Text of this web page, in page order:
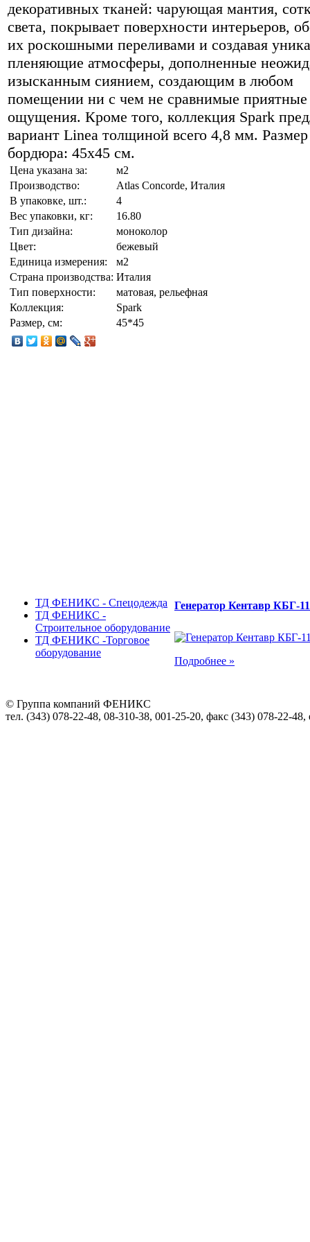
декоративных тканей: чарующая мантия,
света, покрывает поверхности интерьеров,
их роскошными переливами и создавая
пленяющие атмосферы, дополненные
изысканным сиянием, создающим в любом
помещении ни с чем не сравнимые приятные
ощущения. Кроме того, коллекция Spark
вариант Linea толщиной всего 4,8 мм. Размер
бордюра: 45х45 см.
Цена указана за:
м2
Производство:
Atlas Concorde, Италия
В упаковке, шт.:
4
Вес упаковки, кг:
16.80
Тип дизайна:
моноколор
Цвет:
бежевый
Единица измерения:
м2
Страна производства: Италия
Тип поверхности:
матовая, рельефная
Коллекция:
Spark
Размер, см:
45*45
ТД ФЕНИКС - Спецодежда
ТД ФЕНИКС -
Строительное оборудование
ТД ФЕНИКС -Торговое
оборудование
Генератор Кентавр КБГ-
Подробнее »
© Группа компаний ФЕНИКС
тел. (343) 078-22-48, 08-310-38, 001-25-20, факс (343) 078-22-